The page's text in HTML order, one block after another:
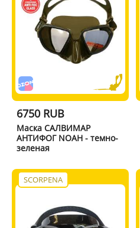
6750 RUB
Маска САЛВИМАР
АНТИФОГ NOAH - темно-
зеленая
SCORPENA